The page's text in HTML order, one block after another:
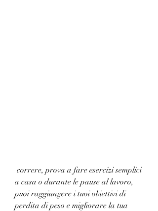
a casa o durante le pause al lavoro,
puoi raggiungere i tuoi obiettivi di
perdita di peso e migliorare la tua